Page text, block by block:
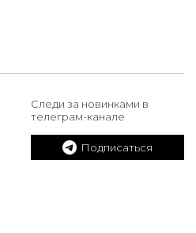
Следи за новинками в
телеграм-канале
Подписаться